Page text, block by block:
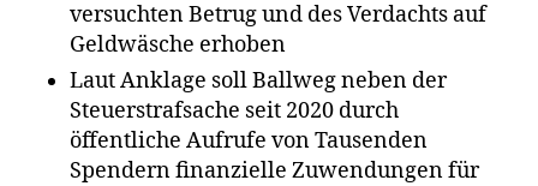
versuchten Betrug und des Verdachts auf
Geldwäsche erhoben
Laut Anklage soll Ballweg neben der
Steuerstrafsache seit 2020 durch
öffentliche Aufrufe von Tausenden
Spendern finanzielle Zuwendungen für